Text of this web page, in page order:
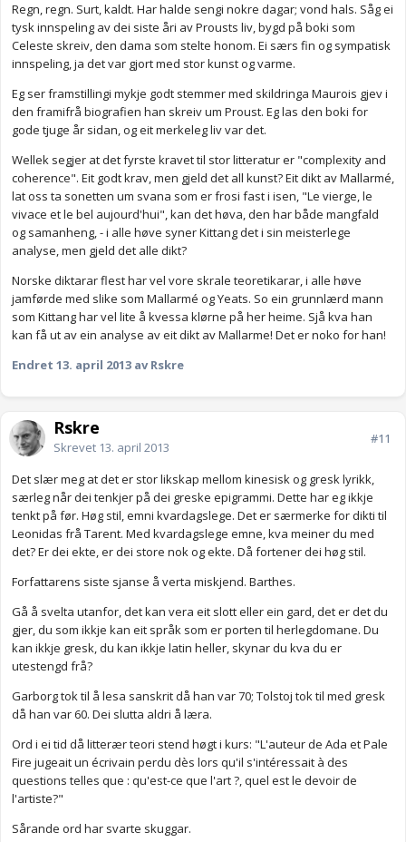
Regn, regn. Surt, kaldt. Har halde sengi nokre dagar; vond hals. Såg ei
tysk innspeling av dei siste åri av Prousts liv, bygd på boki som
Celeste skreiv, den dama som stelte honom. Ei særs fin og sympatisk
innspeling, ja det var gjort med stor kunst og varme.
Eg ser framstillingi mykje godt stemmer med skildringa Maurois gjev i
den framifrå biografien han skreiv um Proust. Eg las den boki for
gode tjuge år sidan, og eit merkeleg liv var det.
Wellek segjer at det fyrste kravet til stor litteratur er "complexity and
coherence". Eit godt krav, men gjeld det all kunst? Eit dikt av Mallarmé,
lat oss ta sonetten um svana som er frosi fast i isen, "Le vierge, le
vivace et le bel aujourd'hui", kan det høva, den har både mangfald
og samanheng, - i alle høve syner Kittang det i sin meisterlege
analyse, men gjeld det alle dikt?
Norske diktarar flest har vel vore skrale teoretikarar, i alle høve
jamførde med slike som Mallarmé og Yeats. So ein grunnlærd mann
som Kittang har vel lite å kvessa klørne på her heime. Sjå kva han
kan få ut av ein analyse av eit dikt av Mallarme! Det er noko for han!
Endret 13. april 2013 av Rskre
Rskre
Skrevet 13. april 2013
#11
Det slær meg at det er stor likskap mellom kinesisk og gresk lyrikk,
særleg når dei tenkjer på dei greske epigrammi. Dette har eg ikkje
tenkt på før. Høg stil, emni kvardagslege. Det er særmerke for dikti til
Leonidas frå Tarent. Med kvardagslege emne, kva meiner du med
det? Er dei ekte, er dei store nok og ekte. Då fortener dei høg stil.
Forfattarens siste sjanse å verta miskjend. Barthes.
Gå å svelta utanfor, det kan vera eit slott eller ein gard, det er det du
gjer, du som ikkje kan eit språk som er porten til herlegdomane. Du
kan ikkje gresk, du kan ikkje latin heller, skynar du kva du er
utestengd frå?
Garborg tok til å lesa sanskrit då han var 70; Tolstoj tok til med gresk
då han var 60. Dei slutta aldri å læra.
Ord i ei tid då litterær teori stend høgt i kurs: "L'auteur de Ada et Pale
Fire jugeait un écrivain perdu dès lors qu'il s'intéressait à des
questions telles que : qu'est-ce que l'art ?, quel est le devoir de
l'artiste?"
Sårande ord har svarte skuggar.